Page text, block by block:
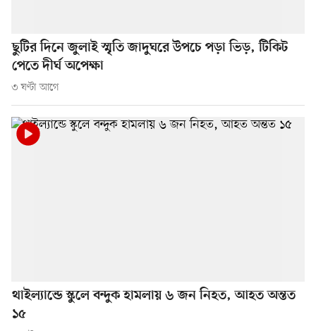
ছুটির দিনে জুলাই স্মৃতি জাদুঘরে উপচে পড়া ভিড়, টিকিট
পেতে দীর্ঘ অপেক্ষা
৩ ঘণ্টা আগে
থাইল্যান্ডে স্কুলে বন্দুক হামলায় ৬ জন নিহত, আহত অন্তত
১৫